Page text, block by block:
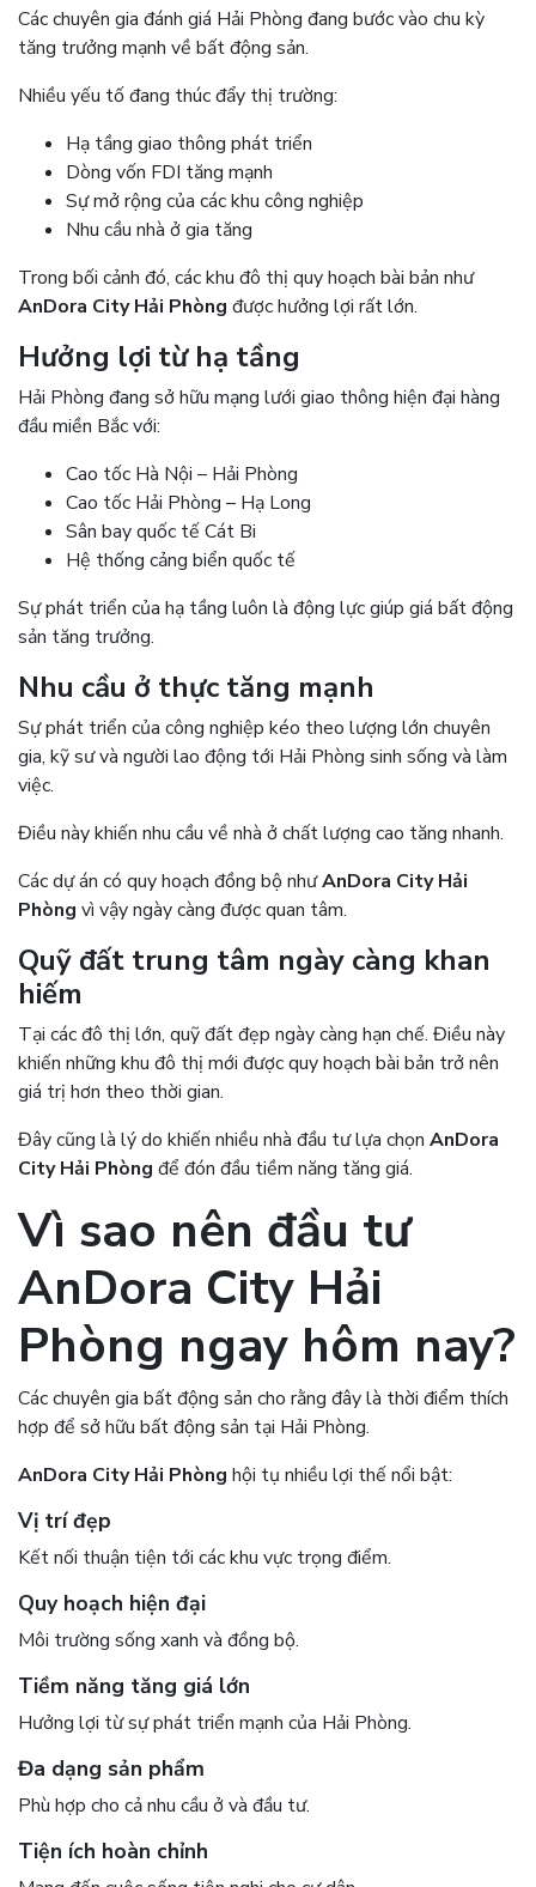
Các chuyên gia đánh giá Hải Phòng đang bước vào chu kỳ
tăng trưởng mạnh về bất động sản.
Nhiều yếu tố đang thúc đẩy thị trường:
Hạ tầng giao thông phát triển
Dòng vốn FDI tăng mạnh
Sự mở rộng của các khu công nghiệp
Nhu cầu nhà ở gia tăng
Trong bối cảnh đó, các khu đô thị quy hoạch bài bản như
AnDora City Hải Phòng được hưởng lợi rất lớn.
Hưởng lợi từ hạ tầng
Hải Phòng đang sở hữu mạng lưới giao thông hiện đại hàng
đầu miền Bắc với:
Cao tốc Hà Nội – Hải Phòng
Cao tốc Hải Phòng – Hạ Long
Sân bay quốc tế Cát Bi
Hệ thống cảng biển quốc tế
Sự phát triển của hạ tầng luôn là động lực giúp giá bất động
sản tăng trưởng.
Nhu cầu ở thực tăng mạnh
Sự phát triển của công nghiệp kéo theo lượng lớn chuyên
gia, kỹ sư và người lao động tới Hải Phòng sinh sống và làm
việc.
Điều này khiến nhu cầu về nhà ở chất lượng cao tăng nhanh.
Các dự án có quy hoạch đồng bộ nhưAnDora City Hải
Phòng vì vậy ngày càng được quan tâm.
Quỹ đất trung tâm ngày càng khan
hiếm
Tại các đô thị lớn, quỹ đất đẹp ngày càng hạn chế. Điều này
khiến những khu đô thị mới được quy hoạch bài bản trở nên
giá trị hơn theo thời gian.
Đây cũng là lý do khiến nhiều nhà đầu tư lựa chọn AnDora
City Hải Phòng để đón đầu tiềm năng tăng giá.
Vì sao nên đầu tư
AnDora City Hải
Phòng ngay hôm nay?
Các chuyên gia bất động sản cho rằng đây là thời điểm thích
hợp để sở hữu bất động sản tại Hải Phòng.
AnDora City Hải Phòng hội tụ nhiều lợi thế nổi bật:
Vị trí đẹp
Kết nối thuận tiện tới các khu vực trọng điểm.
Quy hoạch hiện đại
Môi trường sống xanh và đồng bộ.
Tiềm năng tăng giá lớn
Hưởng lợi từ sự phát triển mạnh của Hải Phòng.
Đa dạng sản phẩm
Phù hợp cho cả nhu cầu ở và đầu tư.
Tiện ích hoàn chỉnh